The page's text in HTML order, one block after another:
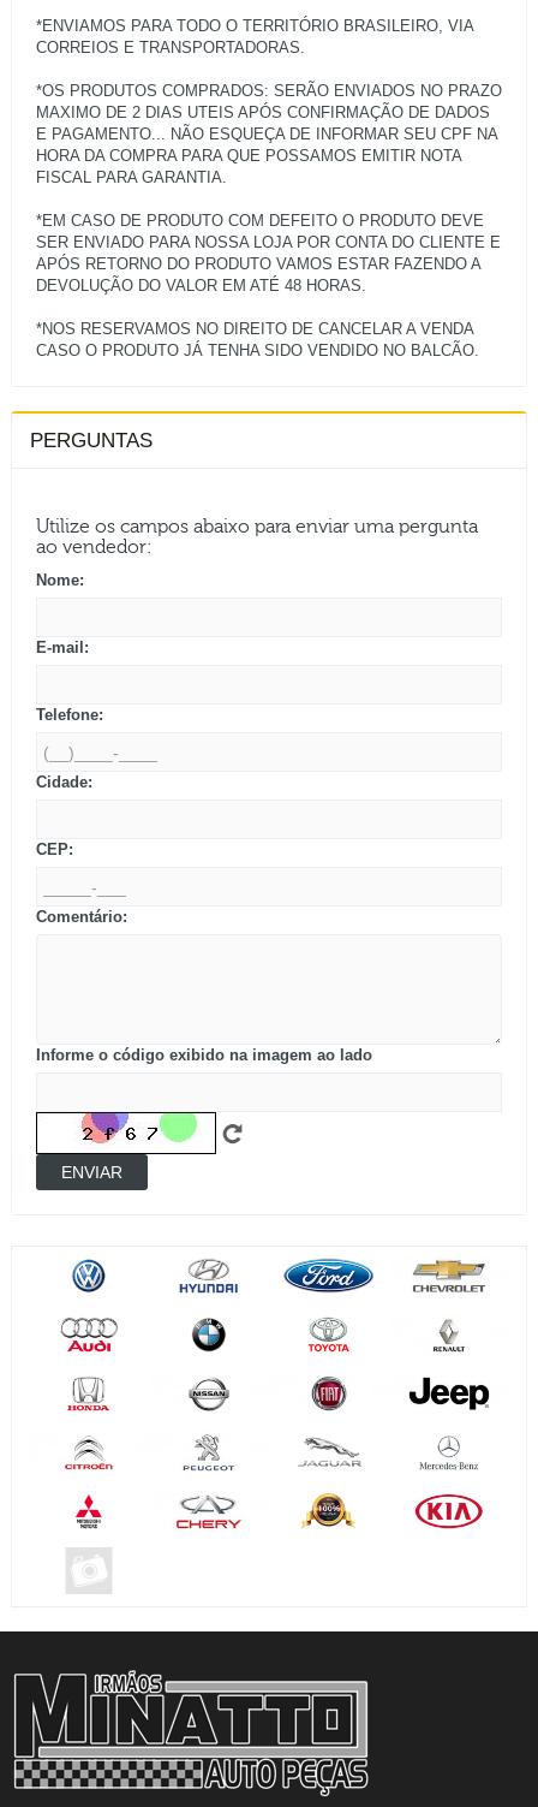
*ENVIAMOS PARA TODO O TERRITÓRIO BRASILEIRO, VIA
CORREIOS E TRANSPORTADORAS.
*OS PRODUTOS COMPRADOS: SERÃO ENVIADOS NO PRAZO
MAXIMO DE 2 DIAS UTEIS APÓS CONFIRMAÇÃO DE DADOS
E PAGAMENTO... NÃO ESQUEÇA DE INFORMAR SEU CPF NA
HORA DA COMPRA PARA QUE POSSAMOS EMITIR NOTA
FISCAL PARA GARANTIA.
*EM CASO DE PRODUTO COM DEFEITO O PRODUTO DEVE
SER ENVIADO PARA NOSSA LOJA POR CONTA DO CLIENTE E
APÓS RETORNO DO PRODUTO VAMOS ESTAR FAZENDO A
DEVOLUÇÃO DO VALOR EM ATÉ 48 HORAS.
*NOS RESERVAMOS NO DIREITO DE CANCELAR A VENDA
PERGUNTAS
Utilize os campos abaixo para enviar uma pergunta
ao vendedor:
Nome:
E-mail:
Telefone:
Cidade:
CEP:
Comentário:
Informe o código exibido na imagem ao lado
ENVIAR